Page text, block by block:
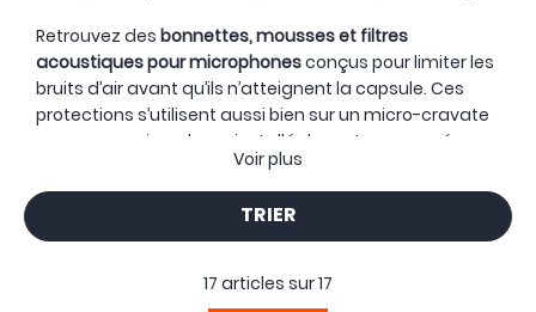
Retrouvez des bonnettes, mousses et filtres
acoustiques pour microphonesconçus pour limiter les
bruits d’air avant qu’ils n’atteignent la capsule. Ces
protections s’utilisent aussi bien sur un micro-cravate
que sur un microphone installé devant une caméra, un
smartphone ou un poste d’enregistrement.
En extérieur, le vent peut couvrir la voix par des
grondements difficiles à corriger au montage. Une
autour de la capsule tout en laissant passer le son.
Pour un micro-cravate particulièrement exposé, une
Voir plus
TRIER
17 articles sur17